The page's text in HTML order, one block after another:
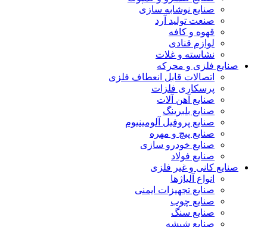
صنایع نوشابه سازی
صنعت تولید آرد
قهوه و کافه
لوازم قنادی
نشاسته و غلات
صنایع فلزی و محرکه
اتصالات قابل انعطاف فلزی
پرسکاری فلزات
صنایع آهن آلات
صنایع بلبرینگ
صنایع پروفیل آلومینیوم
صنایع پیچ و مهره
صنایع خودرو سازی
صنایع فولاد
صنایع کانی و غیر فلزی
انواع آلياژها
صنایع تجهیزات ایمنی
صنایع چوب
صنایع سنگ
صنایع شیشه